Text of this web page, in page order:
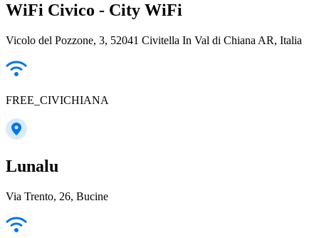
WiFi Civico - City WiFi
Vicolo del Pozzone, 3, 52041 Civitella In Val di Chiana AR, Italia
FREE_CIVICHIANA
Lunalu
Via Trento, 26, Bucine